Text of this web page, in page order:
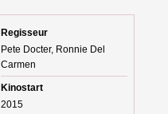
Regisseur
Pete Docter, Ronnie Del
Carmen
Kinostart
2015